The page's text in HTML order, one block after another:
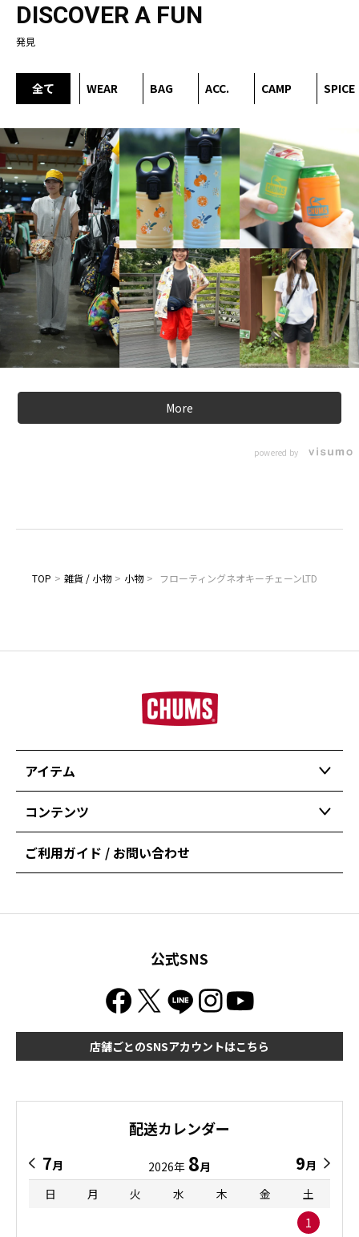
DISCOVER A FUN
発見
全て WEAR BAG ACC. CAMP SPICE
More
powered by
TOP > 雑貨 / 小物 > 小物 > フローティングネオキーチェーンLTD
アイテム
コンテンツ
ご利用ガイド / お問い合わせ
公式SNS
店舗ごとのSNSアカウントはこちら
配送カレンダー
7月 2026年 8月 9月
日
月 火 水 木 金
土
1